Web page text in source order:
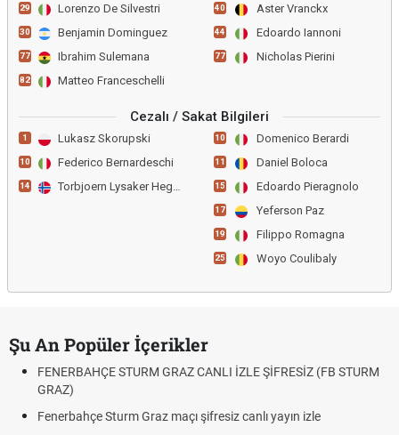
29 Lorenzo De Silvestri
30 Benjamin Dominguez
77 Ibrahim Sulemana
82 Matteo Franceschelli
40 Aster Vranckx
44 Edoardo Iannoni
77 Nicholas Pierini
Cezalı / Sakat Bilgileri
1 Lukasz Skorupski
10 Federico Bernardeschi
14 Torbjoern Lysaker Heggem
10 Domenico Berardi
11 Daniel Boloca
15 Edoardo Pieragnolo
17 Yeferson Paz
19 Filippo Romagna
25 Woyo Coulibaly
Şu An Popüler İçerikler
FENERBAHÇE STURM GRAZ CANLI İZLE ŞİFRESİZ (FB STURM
GRAZ)
Fenerbahçe Sturm Graz maçı şifresiz canlı yayın izle